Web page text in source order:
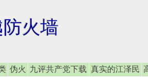
火墙
伪火 九评共产党下载 真实的江泽民